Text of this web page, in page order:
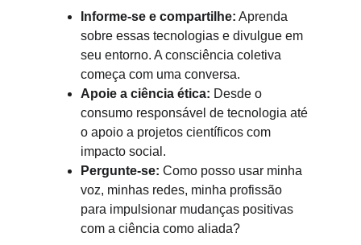
Informe-se e compartilhe: Aprenda
sobre essas tecnologias e divulgue em
seu entorno. A consciência coletiva
começa com uma conversa.
Apoie a ciência ética: Desde o
consumo responsável de tecnologia até
o apoio a projetos científicos com
impacto social.
Pergunte-se: Como posso usar minha
voz, minhas redes, minha profissão
para impulsionar mudanças positivas
com a ciência como aliada?